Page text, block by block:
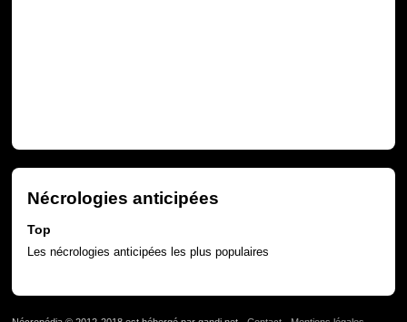
Nécrologies anticipées
Top
Les nécrologies anticipées les plus populaires